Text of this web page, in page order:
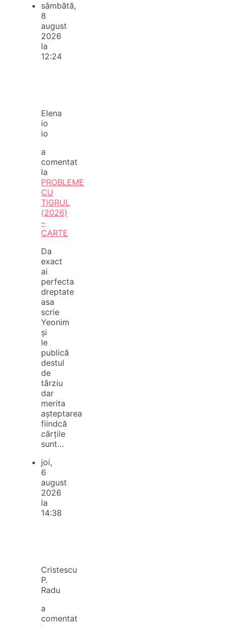
sâmbătă,
8
august
2026
la
12:24
Elena
io
io
a
comentat
la
PROBLEME
CU
TIGRUL
(2026)
–
CARTE
Da
exact
ai
perfecta
dreptate
asa
scrie
Yeonim
și
le
publică
destul
de
târziu
dar
merita
așteptarea
fiindcă
cărțile
sunt…
joi,
6
august
2026
la
14:38
Cristescu
P.
Radu
a
comentat